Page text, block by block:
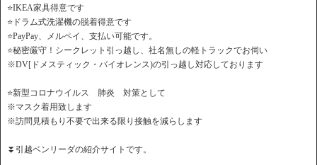
⭐️IKEA家具得意です
⭐️ドラム式洗濯機の脱着得意です
⭐️PayPay、メルペイ、支払い可能です。
⭐️秘密厳守！シークレット引っ越し、社名無しの軽トラックでお伺い
※DV[ドメスティック・バイオレンス)の引っ越し対応しております
⭐️新型コロナウイルス 肺炎 対策として
※マスク着用致します
※訪問見積もり不要で出来る限り接触を減らします
⏬引越ベンリーダの紹介サイトです。